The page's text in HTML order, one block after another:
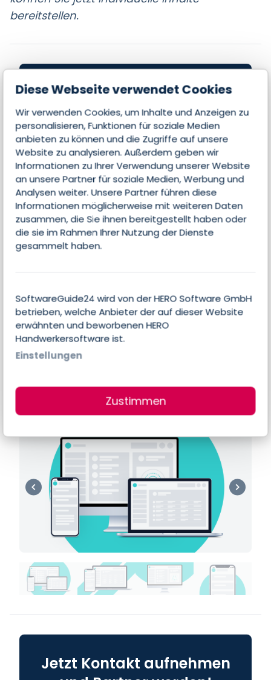
Diese Webseite verwendet Cookies
Wir verwenden Cookies, um Inhalte und Anzeigen zu
personalisieren, Funktionen für soziale Medien
anbieten zu können und die Zugriffe auf unsere
Website zu analysieren. Außerdem geben wir
Informationen zu Ihrer Verwendung unserer Website
an unsere Partner für soziale Medien, Werbung und
Analysen weiter. Unsere Partner führen diese
Informationen möglicherweise mit weiteren Daten
zusammen, die Sie ihnen bereitgestellt haben oder
die sie im Rahmen Ihrer Nutzung der Dienste
gesammelt haben.
SoftwareGuide24 wird von der HERO Software GmbH
betrieben, welche Anbieter der auf dieser Website
erwähnten und beworbenen HERO
Handwerkersoftware ist.
Einstellungen
Zustimmen
bereitstellen.
Jetzt Kontakt aufnehmen
und Partner werden!
Seite beanspruchen
Alle Features
Es liegen noch keine individuellen Angaben
des Anbieters zu Features und Funktionen
dieser Software vor.
Produktbilder & Screenshots
Jetzt Kontakt aufnehmen